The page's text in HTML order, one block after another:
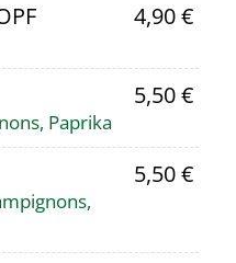
4,90 €
5,50 €
Paprika
5,50 €